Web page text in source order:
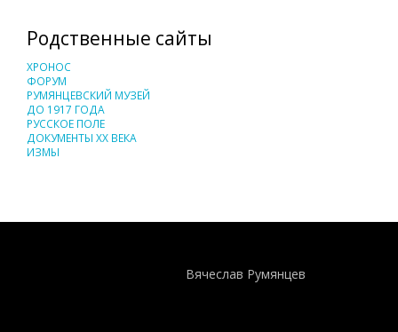
Родственные сайты
ХРОНОС
ФОРУМ
РУМЯНЦЕВСКИЙ МУЗЕЙ
ДО 1917 ГОДА
РУССКОЕ ПОЛЕ
ДОКУМЕНТЫ XX ВЕКА
ИЗМЫ
Вячеслав Румянцев